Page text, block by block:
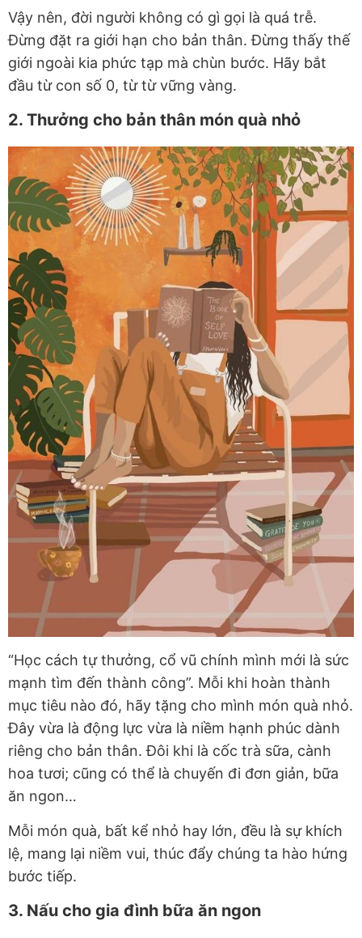
Vậy nên, đời người không có gì gọi là quá trễ.
Đừng đặt ra giới hạn cho bản thân. Đừng thấy thế
giới ngoài kia phức tạp mà chùn bước. Hãy bắt
đầu từ con số 0, từ từ vững vàng.
2. Thưởng cho bản thân món quà nhỏ
“Học cách tự thưởng, cổ vũ chính mình mới là sức
mạnh tìm đến thành công”. Mỗi khi hoàn thành
mục tiêu nào đó, hãy tặng cho mình món quà nhỏ.
Đây vừa là động lực vừa là niềm hạnh phúc dành
riêng cho bản thân. Đôi khi là cốc trà sữa, cành
hoa tươi; cũng có thể là chuyến đi đơn giản, bữa
ăn ngon…
Mỗi món quà, bất kể nhỏ hay lớn, đều là sự khích
lệ, mang lại niềm vui, thúc đẩy chúng ta hào hứng
bước tiếp.
3. Nấu cho gia đình bữa ăn ngon